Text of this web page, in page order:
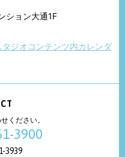
ション大通1F
タジオコンテンツ内カレンダ
ください。
3900
3939